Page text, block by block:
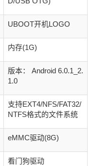
UBOOT开机LOGO
内存(1G)
版本： Android 6.0.1_2.
1.0
支持EXT4/NFS/FAT32/
NTFS格式的文件系统
eMMC驱动(8G)
看门狗驱动